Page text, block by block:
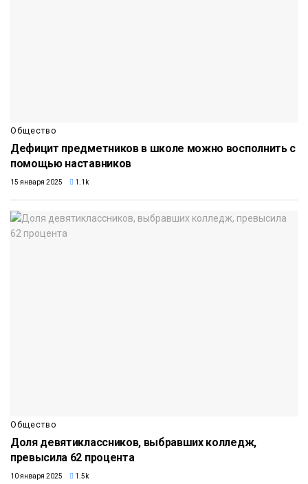
Общество
Дефицит предметников в школе можно восполнить с
помощью наставников
15 января 2025 1.1k
Общество
Доля девятиклассников, выбравших колледж,
превысила 62 процента
10 января 2025 1.5k